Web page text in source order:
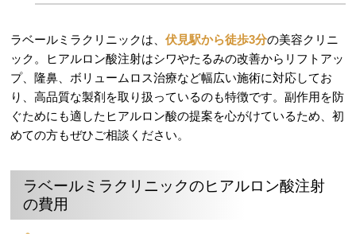
ラベールミラクリニックは、 伏見駅から徒歩3分の美容クリニ
ック。ヒアルロン酸注射はシワやたるみの改善からリフトアッ
プ、隆鼻、ボリュームロス治療など幅広い施術に対応してお
り、高品質な製剤を取り扱っているのも特徴です。副作用を防
ぐためにも適したヒアルロン酸の提案を心がけているため、初
めての方もぜひご相談ください。
ラベールミラクリニックのヒアルロン酸注射
の費用